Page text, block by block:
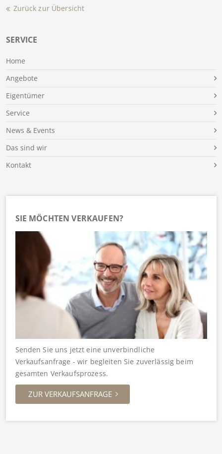
SERVICE
Home
Angebote
Eigentümer
Service
News & Events
Das sind wir
Kontakt
SIE MÖCHTEN VERKAUFEN?
Senden Sie uns jetzt eine unverbindliche
Verkaufsanfrage - wir begleiten Sie zuverlässig beim
gesamten Verkaufsprozess.
ZUR VERKAUFSANFRAGE
Zurück zur Übersicht